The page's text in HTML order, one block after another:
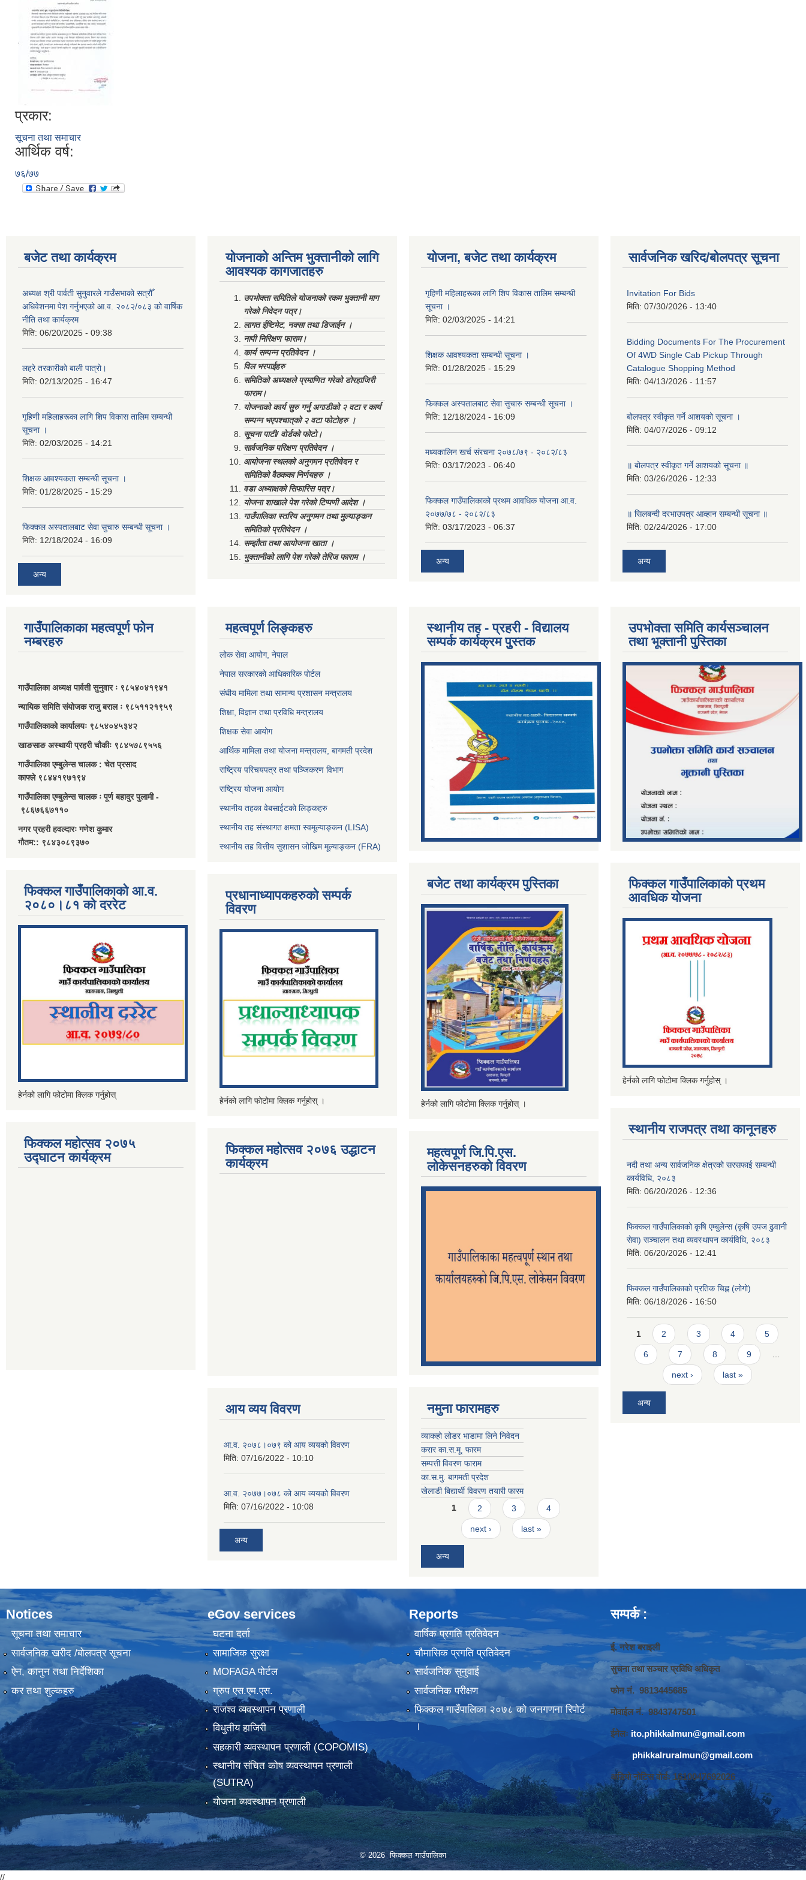
प्रकार:
सूचना तथा समाचार
आर्थिक वर्ष:
७६/७७
बजेट तथा कार्यक्रम
अध्यक्ष श्री पार्वती सुनुवारले गाउँसभाको सत्रौँ
अधिवेशनमा पेश गर्नुभएको आ.व. २०८२/०८३ को वार्षिक
नीति तथा कार्यक्रम
मिति: 06/20/2025 - 09:38
लहरे तरकारीको बाली पात्रो।
मिति: 02/13/2025 - 16:47
गृहिणी महिलाहरूका लागि शिप विकास तालिम सम्बन्धी
सूचना ‌।
मिति: 02/03/2025 - 14:21
शिक्षक आवश्यकता सम्बन्धी सूचना ।
मिति: 01/28/2025 - 15:29
फिक्कल अस्पतालबाट सेवा सुचारु सम्बन्धी सूचना ।
मिति: 12/18/2024 - 16:09
अन्य
योजनाको अन्तिम भुक्तानीको लागि
आवश्यक कागजातहरु
उपभोक्ता समितिले योजनाको रकम भुक्तानी माग
गरेको निवेदन पत्र।
लागत ईष्टिमेट, नक्सा तथा डिजाईन ।
नापी निरिक्षण फाराम।
कार्य सम्पन्न प्रतिवेदन ।
विल भरपाईहरु
समितिको अध्यक्षले प्रमाणित गरेको डोरहाजिरी
फाराम।
योजनाको कार्य सुरु गर्नु अगाडीको २ वटा र कार्य
सम्पन्न भएपश्चात्‌को २ वटा फोटोहरु ।
सूचना पाटी/ वोर्डको फोटो।
सार्वजनिक परिक्षण प्रतिवेदन ।
आयोजना स्थलको अनुगमन प्रतिवेदन र
समितिको वैठकका निर्णयहरु ।
वडा अध्याक्षको सिफारिस पत्र।
योजना शाखाले पेश गरेको टिप्पणी आदेश ।
गाउँपालिका स्तरिय अनुगमन तथा मुल्याङ्कन
समितिको प्रतिवेदन ।
सम्झौता तथा आयोजना खाता ।
भुक्तानीको लागि पेश गरेको तेरिज फाराम ।
योजना, बजेट तथा कार्यक्रम
गृहिणी महिलाहरूका लागि शिप विकास तालिम सम्बन्धी
सूचना ‌।
मिति: 02/03/2025 - 14:21
शिक्षक आवश्यकता सम्बन्धी सूचना ।
मिति: 01/28/2025 - 15:29
फिक्कल अस्पतालबाट सेवा सुचारु सम्बन्धी सूचना ।
मिति: 12/18/2024 - 16:09
मध्यकालिन खर्च संरचना २०७८/७९ - २०८२/८३
मिति: 03/17/2023 - 06:40
फिक्कल गाउँपालिकाको प्रथम आवधिक योजना आ.व.
२०७७/७८ - २०८२/८३
मिति: 03/17/2023 - 06:37
अन्य
सार्वजनिक खरिद/बोलपत्र सूचना
Invitation For Bids
मिति: 07/30/2026 - 13:40
Bidding Documents For The Procurement
Of 4WD Single Cab Pickup Through
Catalogue Shopping Method
मिति: 04/13/2026 - 11:57
बोलपत्र स्वीकृत गर्ने आशयको सूचना ।
मिति: 04/07/2026 - 09:12
॥ बोलपत्र स्वीकृत गर्ने आशयको सूचना ॥
मिति: 03/26/2026 - 12:33
॥ सिलबन्दी दरभाउपत्र आव्हान सम्बन्धी सूचना ॥
मिति: 02/24/2026 - 17:00
अन्य
गाउँपालिकाका महत्वपूर्ण फोन
नम्बरहरु
गाउँपालिका अध्यक्ष पार्वती सुनुवार ः ९८५४०४१९४१
न्यायिक समिति संयोजक राजु बराल ः ९८५११२१९५९
गाउँपालिकाको कार्यालयः ९८५४०४५३४२
खाङसाङ अस्थायी प्रहरी चौकीः ९८४५७८९५५६
गाउँपालिका एम्बुलेन्स चालक : चेत प्रसाद
काफ्ले ९८४४१९७१९४
गाउँपालिका एम्बुलेन्स चालक ः पूर्ण बहादुर पुलामी -
९८६७६६७११०
नगर प्रहरी हवल्दारः गणेश कुमार
गौतम:: ९८४३०८९३७०
फिक्कल गाउँपालिकाको आ.व.
२०८०।८१ को दररेट
हेर्नको लागि फोटोमा क्लिक गर्नुहोस्
फिक्कल महोत्सव २०७५
उद्घाटन कार्यक्रम
महत्वपूर्ण लिङ्कहरु
लोक सेवा आयोग, नेपाल
नेपाल सरकारको आधिकारिक पोर्टल
संघीय मामिला तथा सामान्य प्रशासन मन्त्रालय
शिक्षा, विज्ञान तथा प्रविधि मन्त्रालय
शिक्षक सेवा आयोग
आर्थिक मामिला तथा योजना मन्त्रालय, बागमती प्रदेश
राष्ट्रिय परिचयपत्र तथा पञ्जिकरण विभाग
राष्ट्रिय योजना आयोग
स्थानीय तहका वेबसाईटको लिङ्कहरु
स्थानीय तह संस्थागत क्षमता स्वमूल्याङ्कन (LISA)
स्थानीय तह वित्तीय सुशासन जोखिम मूल्याङ्कन (FRA)
प्रधानाध्यापकहरुको सम्पर्क
विवरण
हेर्नको लागि फोटोमा क्लिक गर्नुहोस् ।
फिक्कल महोत्सव २०७६ उद्धाटन
कार्यक्रम
आय व्यय विवरण
आ.व. २०७८।०७९ को आय व्ययको विवरण
मिति: 07/16/2022 - 10:10
आ.व. २०७७।०७८ को आय व्ययको विवरण
मिति: 07/16/2022 - 10:08
अन्य
स्थानीय तह - प्रहरी - विद्यालय
सम्पर्क कार्यक्रम पुुस्तक
बजेट तथा कार्यक्रम पुस्तिका
हेर्नको लागि फोटोमा क्लिक गर्नुहोस् ।
महत्वपूर्ण जि.पि.एस.
लोकेसनहरुको विवरण
नमुना फारामहरु
व्याकहो लोडर भाडामा लिने निवेदन
करार का.स.मू. फारम
सम्पत्ती विवरण फाराम
का.स.मु. बागमती प्रदेश
खेलाडी बिद्यार्थी विवरण तयारी फारम
Pages
1 2 3 4
next › last »
अन्य
उपभोक्ता समिति कार्यसञ्चालन
तथा भूक्तानी पु्स्तिका
फिक्कल गाउँपालिकाको प्रथम
आवधिक योजना
हेर्नको लागि फोटोमा क्लिक गर्नुहोस् ।
स्थानीय राजपत्र तथा कानूनहरु
नदी तथा अन्य सार्वजनिक क्षेत्रको सरसफाई सम्बन्धी
कार्यविधि, २०८३
मिति: 06/20/2026 - 12:36
फिक्कल गाउँपालिकाको कृषि एम्बुलेन्स (कृषि उपज ढुवानी
सेवा) सञ्चालन तथा व्यवस्थापन कार्यविधि, २०८३
मिति: 06/20/2026 - 12:41
फिक्कल गाउँपालिकाको प्रतिक चिह्न (लोगो)
मिति: 06/18/2026 - 16:50
Pages
1 2 3 4 5
6 7 8 9
next › last »
अन्य
Notices
सूचना तथा समाचार
सार्वजनिक खरीद /बोलपत्र सूचना
ऐन, कानुन तथा निर्देशिका
कर तथा शुल्कहरु
eGov services
घटना दर्ता
सामाजिक सुरक्षा
MOFAGA पोर्टल
ग्रुप एस.एम.एस.
राजश्व व्यवस्थापन प्रणाली
विधुतीय हाजिरी
सहकारी व्यवस्थापन प्रणाली (COPOMIS)
स्थानीय संचित कोष व्यवस्थापन प्रणाली
(SUTRA)
योजना व्यवस्थापन प्रणाली
Reports
वार्षिक प्रगति प्रतिवेदन
चौमासिक प्रगति प्रतिवेदन
सार्वजनिक सुनुवाई
सार्वजनिक परीक्षण
फिक्कल गाउँपालिका २०७८ को जनगणना रिपोर्ट
।
सम्पर्क :
ई. नरेश बराइली
सुचना तथा सञ्‍चार प्रविधि अधिकृत
फोन नं. 9813445685
मोवाईल नं. 9843747501
ईमेलः ito.phikkalmun@gmail.com
phikkalruralmun@gmail.com
अडियो नोटिस वोर्डः 1610047692026
© 2026 फिक्कल गाउँपालिका
//